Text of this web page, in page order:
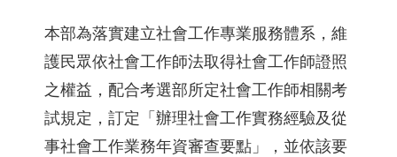
本部為落實建立社會工作專業服務體系，維
護民眾依社會工作師法取得社會工作師證照
之權益，配合考選部所定社會工作師相關考
試規定，訂定「辦理社會工作實務經驗及從
事社會工作業務年資審查要點」，並依該要